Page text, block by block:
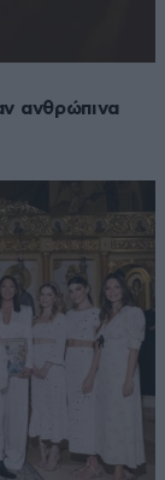
ανθρώπινα